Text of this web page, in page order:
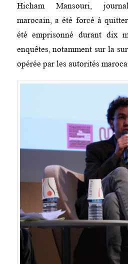
Hicham Mansouri,
marocain, a été forcé à
été emprisonné durant dix
enquêtes, notamment sur la
opérée par les autorités